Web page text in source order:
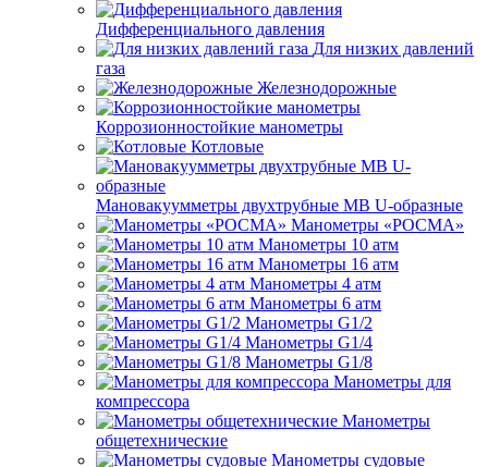
Дифференциального давления
Для низких давлений
газа
Железнодорожные
Коррозионностойкие манометры
Котловые
Мановакуумметры двухтрубные МВ U-образные
Манометры «РОСМА»
Манометры 10 атм
Манометры 16 атм
Манометры 4 атм
Манометры 6 атм
Манометры G1/2
Манометры G1/4
Манометры G1/8
Манометры для
компрессора
Манометры
общетехнические
Манометры судовые